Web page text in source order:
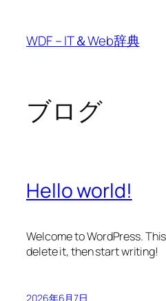
WDF – IT＆Web辞典
ブログ
Hello world!
Welcome to WordPress.
delete it, then start writing!
2026年6月7日